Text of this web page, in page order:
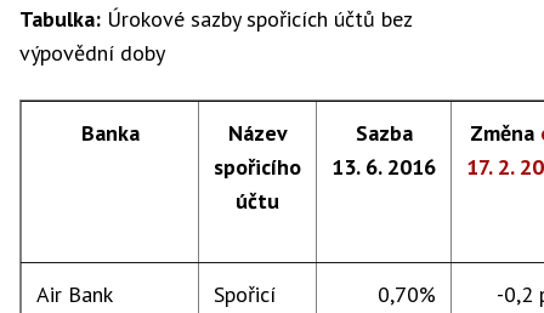
Tabulka: Úrokové sazby spořicích účtů bez
výpovědní doby
Banka
Název
spořicího
účtu
Sazba
13. 6. 2016
Změna
17. 2.
Air Bank
Spořicí
0,70% -0,2